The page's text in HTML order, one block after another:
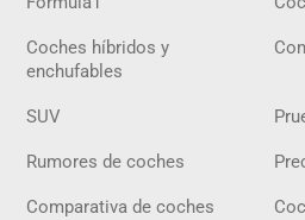
Coches híbridos y
enchufables
SUV
Rumores de coches
Comparativa de coches